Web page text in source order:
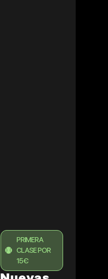
PRIMERA
CLASE POR
15€